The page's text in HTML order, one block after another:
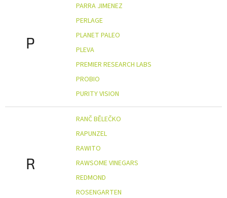
P
PARRA JIMENEZ
PERLAGE
PLANET PALEO
PLEVA
PREMIER RESEARCH LABS
PROBIO
PURITY VISION
R
RANČ BĚLEČKO
RAPUNZEL
RAWITO
RAWSOME VINEGARS
REDMOND
ROSENGARTEN